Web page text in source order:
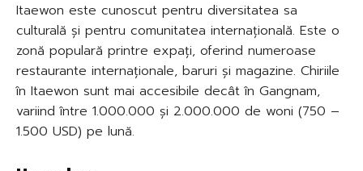
Itaewon este cunoscut pentru diversitatea sa
culturală și pentru comunitatea internațională. Este o
zonă populară printre expați, oferind numeroase
restaurante internaționale, baruri și magazine. Chiriile
în Itaewon sunt mai accesibile decât în Gangnam,
variind între 1.000.000 și 2.000.000 de woni (750 –
1.500 USD) pe lună.